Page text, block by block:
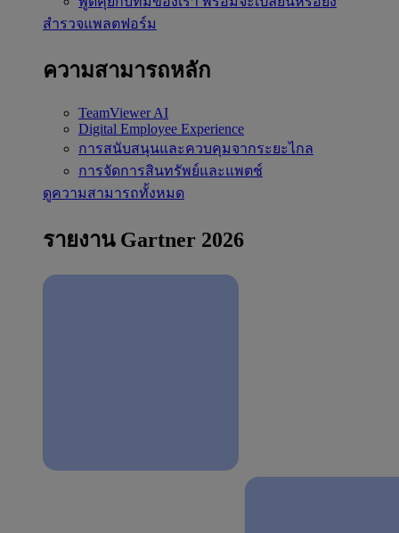
สำรวจแพลตฟอร์ม
ความสามารถหลัก
TeamViewer AI
Digital Employee Experience
การสนับสนุนและควบคุมจากระยะไกล
การจัดการสินทรัพย์และแพตช์
ดูความสามารถทั้งหมด
รายงาน Gartner 2026